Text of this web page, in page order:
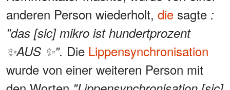
anderen Person wiederholt, die sagte :
"das [sic] mikro ist hundertprozent
✨AUS ✨". Die Lippensynchronisation
wurde von einer weiteren Person mit